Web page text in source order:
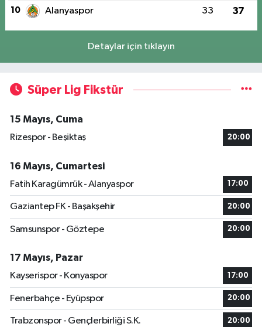
10 Alanyaspor 33 37
Detaylar için tıklayın
Süper Lig Fikstür
15 Mayıs, Cuma
Rizespor - Beşiktaş
20:00
16 Mayıs, Cumartesi
Fatih Karagümrük - Alanyaspor
17:00
Gaziantep FK - Başakşehir 20:00
Samsunspor - Göztepe 20:00
17 Mayıs, Pazar
Kayserispor - Konyaspor
17:00
Fenerbahçe - Eyüpspor 20:00
Trabzonspor - Gençlerbirliği S.K. 20:00